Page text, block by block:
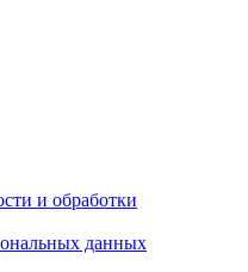
и обработки
данных